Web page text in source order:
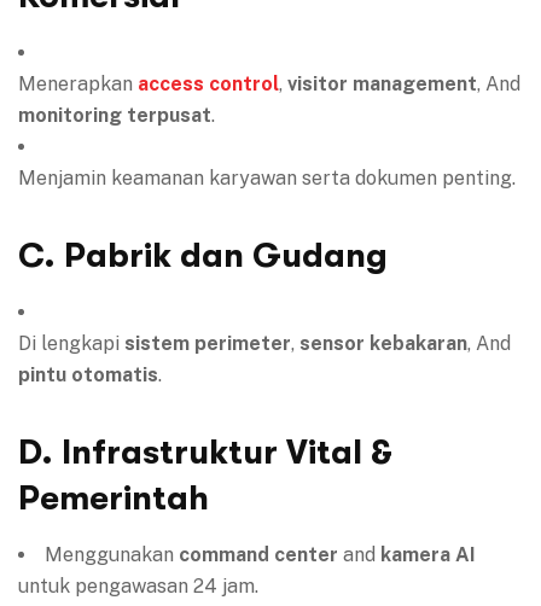
Menerapkan access control, visitor management, And
monitoring terpusat.
Menjamin keamanan karyawan serta dokumen penting.
C. Pabrik dan Gudang
Di lengkapi sistem perimeter, sensor kebakaran, And
pintu otomatis.
D. Infrastruktur Vital &
Pemerintah
Menggunakan command center and kamera AI
untuk pengawasan 24 jam.